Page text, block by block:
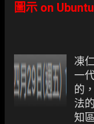
圖示 on
凍
一
的
法
知